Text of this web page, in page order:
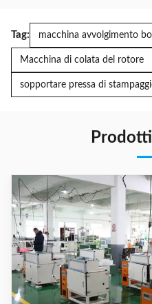
Tag: macchina avvolgimento
Macchina di colata del rotore
sopportare pressa di